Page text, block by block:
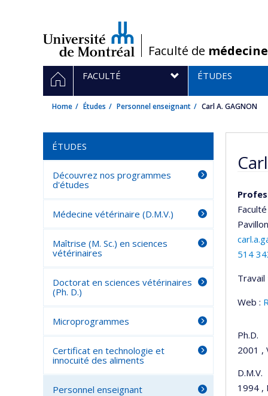
/Faculté de
Navigation
principale
HOMEFACULTÉ ÉTUDES
Home Études Personnel enseignant Carl A. GAGNON
514
Travail
Web :
Ph.D.
2001 ,
D.M.V.
1994 ,
ÉTUDES
Découvrez nos programmes
d'études
Médecine vétérinaire (D.M.V.)
Maîtrise (M. Sc.) en sciences
vétérinaires
Doctorat en sciences vétérinaires
(Ph. D.)
Microprogrammes
Certificat en technologie et
innocuité des aliments
Personnel enseignant